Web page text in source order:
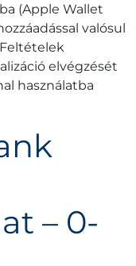
(Apple Wallet
valósul
Feltételek
elvégzését
használatba
– 0-